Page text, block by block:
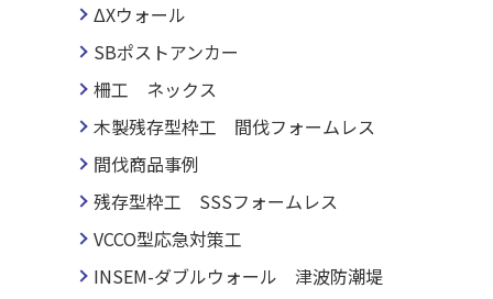
ΔXウォール
SBポストアンカー
柵工 ネックス
木製残存型枠工 間伐フォームレス
間伐商品事例
残存型枠工 SSSフォームレス
VCCO型応急対策工
INSEM-ダブルウォール 津波防潮堤